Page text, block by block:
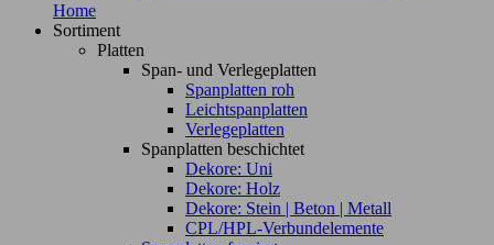
Home
Sortiment
Platten
Span- und Verlegeplatten
Spanplatten roh
Leichtspanplatten
Verlegeplatten
Spanplatten beschichtet
Dekore: Uni
Dekore: Holz
Dekore: Stein | Beton | Metall
CPL/HPL-Verbundelemente